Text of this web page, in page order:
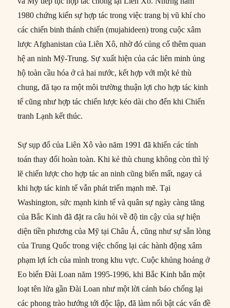
1980 chứng kiến sự hợp tác trong việc trang bị vũ khí cho
các chiến binh thánh chiến (mujahideen) trong cuộc xâm
lược Afghanistan của Liên Xô, nhờ đó củng cố thêm quan
hệ an ninh Mỹ-Trung. Sự xuất hiện của các liên minh ủng
hộ toàn cầu hóa ở cả hai nước, kết hợp với một kẻ thù
chung, đã tạo ra một môi trường thuận lợi cho hợp tác kinh
tế cũng như hợp tác chiến lược kéo dài cho đến khi Chiến
tranh Lạnh kết thúc.
Sự sụp đổ của Liên Xô vào năm 1991 đã khiến các tính
toán thay đổi hoàn toàn. Khi kẻ thù chung không còn thì lý
lẽ chiến lược cho hợp tác an ninh cũng biến mất, ngay cả
khi hợp tác kinh tế vẫn phát triển mạnh mẽ. Tại
Washington, sức mạnh kinh tế và quân sự ngày càng tăng
của Bắc Kinh đã đặt ra câu hỏi về độ tin cậy của sự hiện
diện tiền phương của Mỹ tại Châu Á, cũng như sự sẵn lòng
của Trung Quốc trong việc chống lại các hành động xâm
phạm lợi ích của mình trong khu vực. Cuộc khủng hoảng ở
Eo biển Đài Loan năm 1995-1996, khi Bắc Kinh bắn một
loạt tên lửa gần Đài Loan như một lời cảnh báo chống lại
các phong trào hướng tới độc lập, đã làm nổi bật các vấn đề